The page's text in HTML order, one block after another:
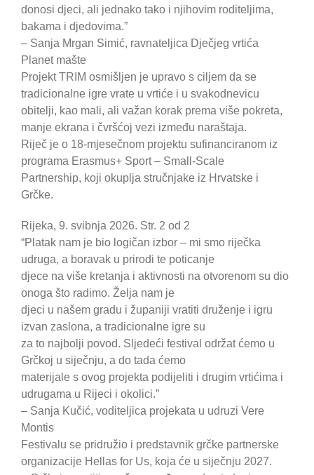
donosi djeci, ali jednako tako i njihovim roditeljima,
bakama i djedovima.”
– Sanja Mrgan Simić, ravnateljica Dječjeg vrtića
Planet mašte
Projekt TRIM osmišljen je upravo s ciljem da se
tradicionalne igre vrate u vrtiće i u svakodnevicu
obitelji, kao mali, ali važan korak prema više pokreta,
manje ekrana i čvršćoj vezi između naraštaja.
Riječ je o 18-mjesečnom projektu sufinanciranom iz
programa Erasmus+ Sport – Small-Scale
Partnership, koji okuplja stručnjake iz Hrvatske i
Grčke.
Rijeka, 9. svibnja 2026. Str. 2 od 2
“Platak nam je bio logičan izbor – mi smo riječka
udruga, a boravak u prirodi te poticanje
djece na više kretanja i aktivnosti na otvorenom su dio
onoga što radimo. Želja nam je
djeci u našem gradu i županiji vratiti druženje i igru
izvan zaslona, a tradicionalne igre su
za to najbolji povod. Sljedeći festival održat ćemo u
Grčkoj u siječnju, a do tada ćemo
materijale s ovog projekta podijeliti i drugim vrtićima i
udrugama u Rijeci i okolici.”
– Sanja Kučić, voditeljica projekata u udruzi Vere
Montis
Festivalu se pridružio i predstavnik grčke partnerske
organizacije Hellas for Us, koja će u siječnju 2027.